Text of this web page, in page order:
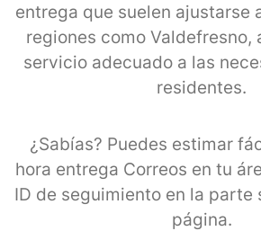
entrega que suelen ajustarse
regiones como Valdefresno,
servicio adecuado a las
residentes.
¿Sabías? Puedes estimar
hora entrega Correos en tu
ID de seguimiento en la parte
página.